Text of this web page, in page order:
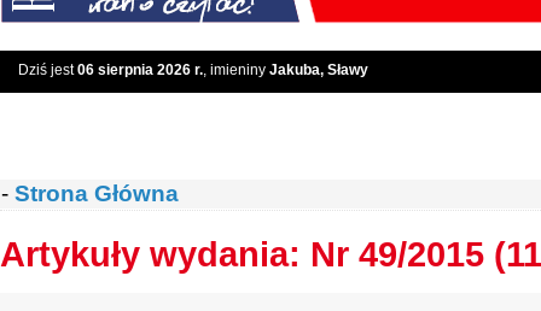
Dziś jest06 sierpnia 2026 r., imieniny Jakuba, Sławy
- Strona Główna
Artykuły wydania: Nr 49/2015